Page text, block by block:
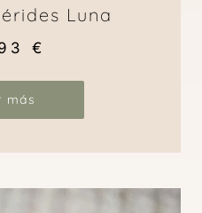
Luna
€
más